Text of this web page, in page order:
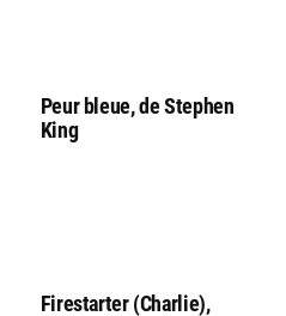
Peur bleue, de Stephen
King
Firestarter (Charlie),